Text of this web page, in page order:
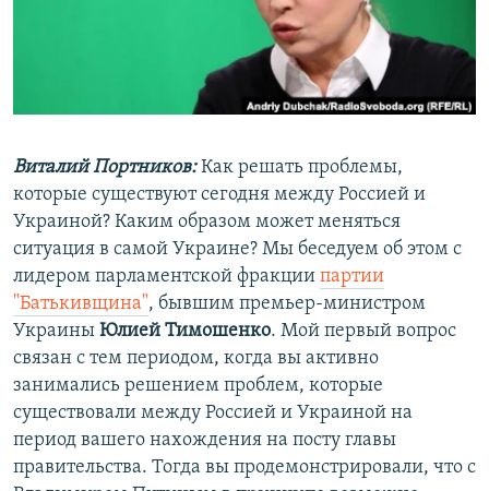
Все сайты RFE/RL
Виталий Портников:Как решать проблемы,
которые существуют сегодня между Россией и
Украиной? Каким образом может меняться
ситуация в самой Украине? Мы беседуем об этом с
лидером парламентской фракции партии
"Батькивщина", бывшим премьер-министром
Украины Юлией Тимошенко. Мой первый вопрос
связан с тем периодом, когда вы активно
занимались решением проблем, которые
существовали между Россией и Украиной на
период вашего нахождения на посту главы
правительства. Тогда вы продемонстрировали, что с